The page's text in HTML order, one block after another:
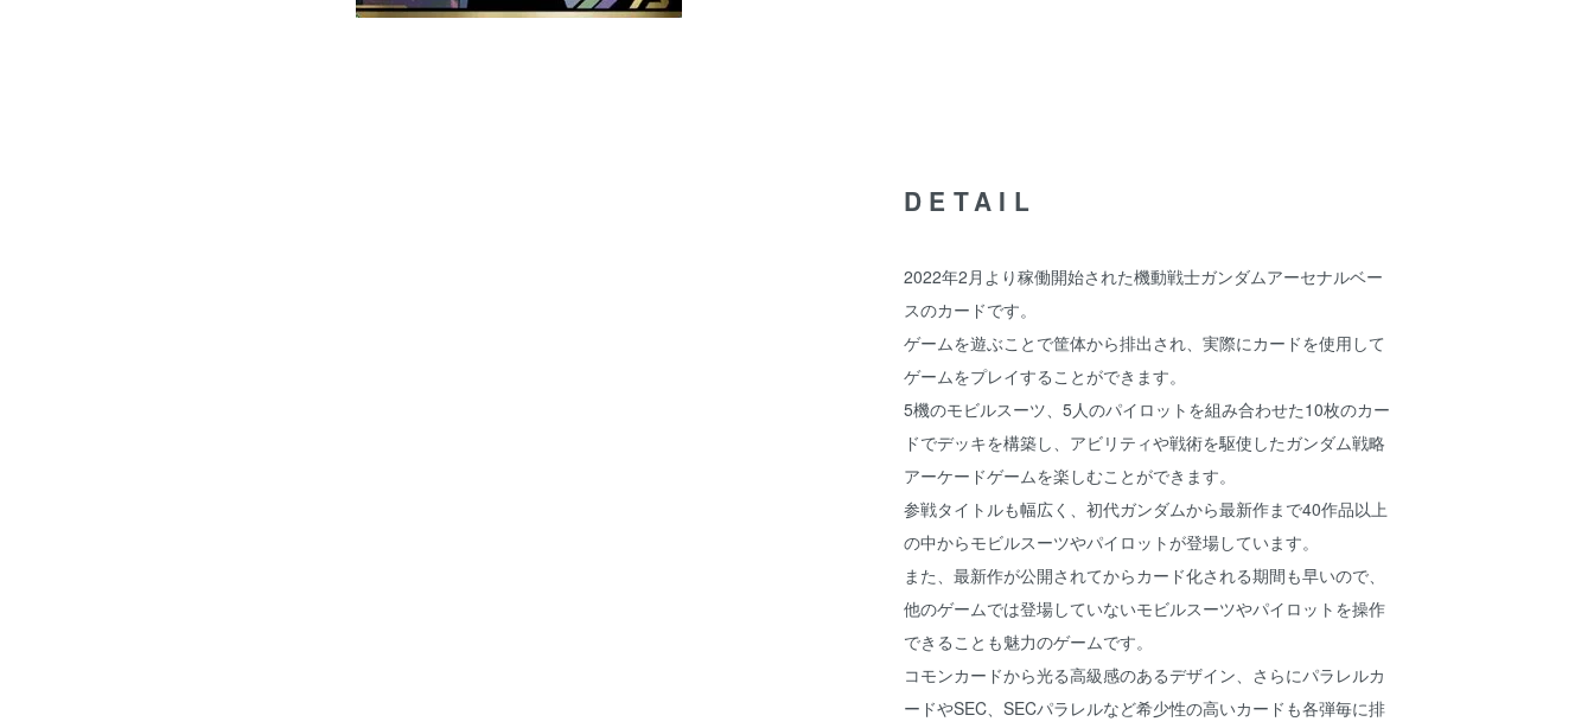
DETAIL
2022年2月より稼働開始された機動戦士ガンダムアーセナルベー
スのカードです。
ゲームを遊ぶことで筐体から排出され、実際にカードを使用して
ゲームをプレイすることができます。
5機のモビルスーツ、5人のパイロットを組み合わせた10枚のカー
ドでデッキを構築し、アビリティや戦術を駆使したガンダム戦略
アーケードゲームを楽しむことができます。
参戦タイトルも幅広く、初代ガンダムから最新作まで40作品以上
の中からモビルスーツやパイロットが登場しています。
また、最新作が公開されてからカード化される期間も早いので、
他のゲームでは登場していないモビルスーツやパイロットを操作
できることも魅力のゲームです。
コモンカードから光る高級感のあるデザイン、さらにパラレルカ
ードやSEC、SECパラレルなど希少性の高いカードも各弾毎に排